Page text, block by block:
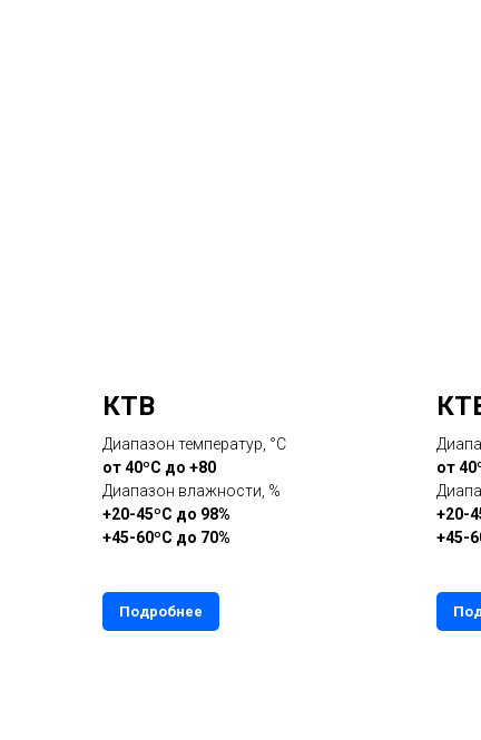
КТВ
Диапазон температур, °С
от 40ºС до +80
Диапазон влажности, %
+20-45ºС до 98%
+45-60ºС до 70%
Подробнее
от
+20-
+45-